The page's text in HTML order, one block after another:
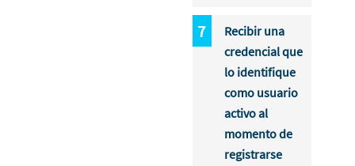
Recibir una
credencial que
lo identifique
como usuario
activo al
momento de
registrarse